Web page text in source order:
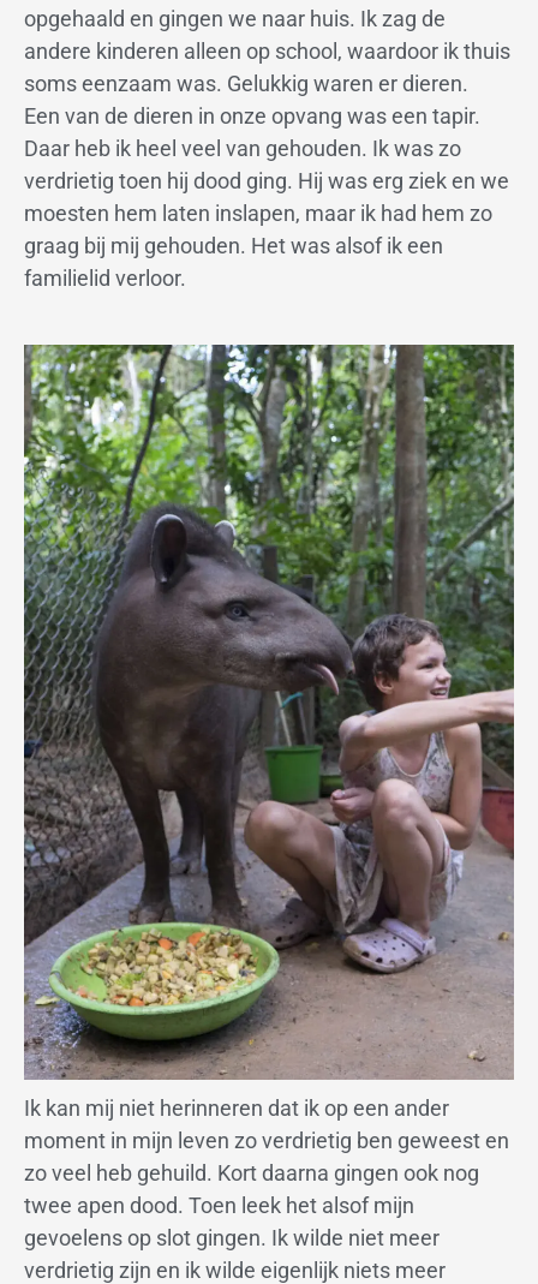
opgehaald en gingen we naar huis. Ik zag de
andere kinderen alleen op school, waardoor ik thuis
soms eenzaam was. Gelukkig waren er dieren.
Een van de dieren in onze opvang was een tapir.
Daar heb ik heel veel van gehouden. Ik was zo
verdrietig toen hij dood ging. Hij was erg ziek en we
moesten hem laten inslapen, maar ik had hem zo
graag bij mij gehouden. Het was alsof ik een
familielid verloor.
Ik kan mij niet herinneren dat ik op een ander
moment in mijn leven zo verdrietig ben geweest en
zo veel heb gehuild. Kort daarna gingen ook nog
twee apen dood. Toen leek het alsof mijn
gevoelens op slot gingen. Ik wilde niet meer
verdrietig zijn en ik wilde eigenlijk niets meer